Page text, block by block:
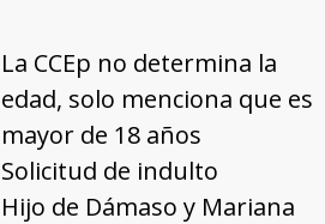
La CCEp no determina la
edad, solo menciona que es
mayor de 18 años
Solicitud de indulto
Hijo de Dámaso y Mariana